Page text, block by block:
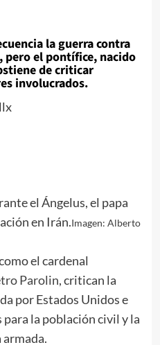
la guerra contra
pero el pontífice, nacido
de criticar
involucrados.
el Ángelus, el papa
en Irán.Imagen: Alberto
el cardenal
Parolin, critican la
por Estados Unidos e
para la población civil y la